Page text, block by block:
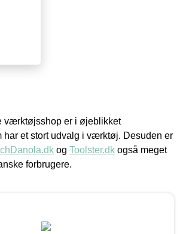
værktøjsshop er i øjeblikket
har et stort udvalg i værktøj. Desuden er
og Toolster.dk også meget
forbrugere.